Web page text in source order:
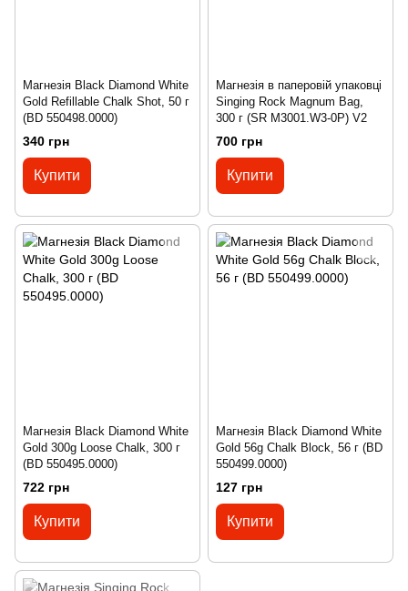
Магнезія Black Diamond White
Gold Refillable Chalk Shot, 50 г
(BD 550498.0000)
340 грн
Купити
Магнезія в паперовій упаковці
Singing Rock Magnum Bag,
300 г (SR M3001.W3-0P) V2
700 грн
Купити
Магнезія Black Diamond White
Gold 300g Loose Chalk, 300 г
(BD 550495.0000)
722 грн
Купити
Магнезія Black Diamond White
Gold 56g Chalk Block, 56 г (BD
550499.0000)
127 грн
Купити